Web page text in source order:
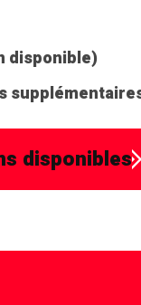
disponible)
disponibles